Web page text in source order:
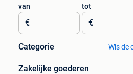
van
€
tot
€
Categorie Wis de
Zakelijke goederen